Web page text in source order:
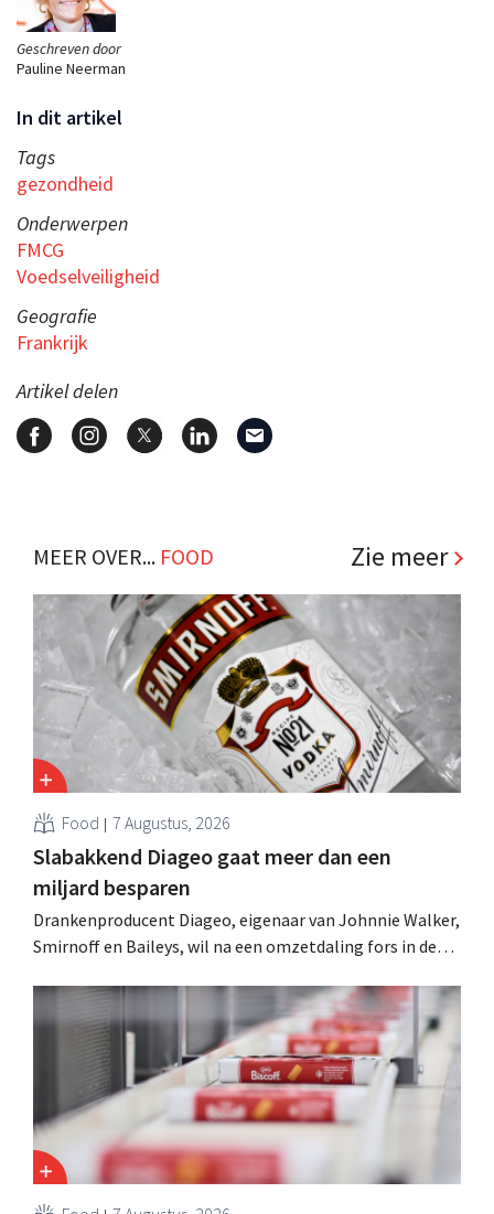
Geschreven door
Pauline Neerman
In dit artikel
Tags
gezondheid
Onderwerpen
FMCG
Voedselveiligheid
Geografie
Frankrijk
Artikel delen
MEER OVER... FOOD Zie meer
Food 7 Augustus, 2026
Slabakkend Diageo gaat meer dan een
miljard besparen
Drankenproducent Diageo, eigenaar van Johnnie Walker,
Smirnoff en Baileys, wil na een omzetdaling fors in de
andere Guiness en voorgemixte cocktails.